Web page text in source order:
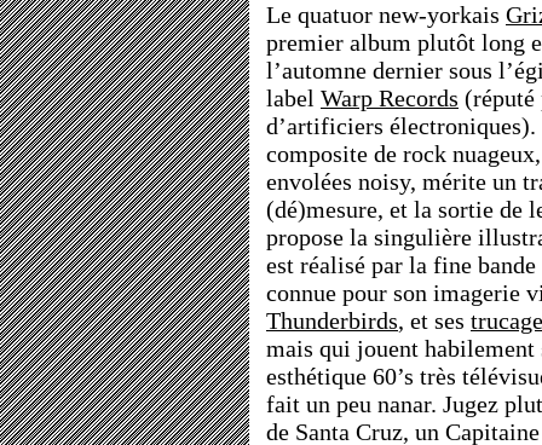
Le quatuor new-yorkais
premier album plutôt long
l’automne dernier sous
label Warp Records (réputé
d’artificiers électroniques).
composite de rock
envolées noisy, mérite un
(dé)mesure, et la sortie de
propose la singulière
est réalisé par la fine bande
connue pour son imagerie
Thunderbirds, et ses
mais qui jouent habilement
esthétique 60’s très
fait un peu nanar. Jugez
de Santa Cruz, un